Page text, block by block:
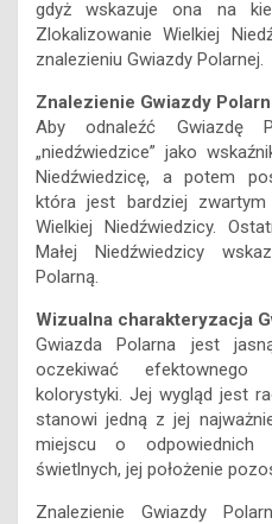
gdyż wskazuje ona na
Zlokalizowanie Wielkiej
znalezieniu Gwiazdy Polarnej.
Znalezienie Gwiazdy
Aby odnaleźć Gwiazdę
„niedźwiedzice” jako
Niedźwiedzicę, a potem
która jest bardziej
Wielkiej Niedźwiedzicy.
Małej Niedźwiedzicy
Polarną.
Wizualna charakteryzacja
Gwiazda Polarna jest
oczekiwać
kolorystyki. Jej wygląd jest
stanowi jedną z jej
miejscu o odpowiednich
świetlnych, jej położenie
Znalezienie Gwiazdy